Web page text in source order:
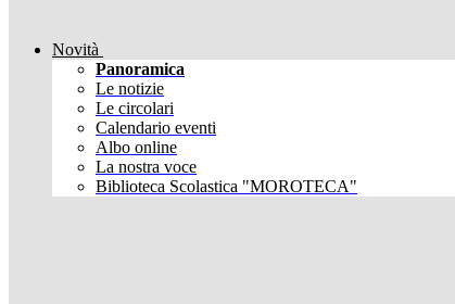
Novità
Panoramica
Le notizie
Le circolari
Calendario eventi
Albo online
La nostra voce
Biblioteca Scolastica "MOROTECA"